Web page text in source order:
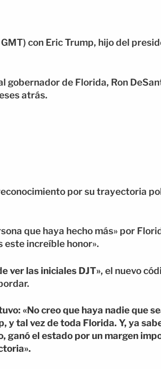
con Eric Trump, hijo del
gobernador de Florida, Ron
atrás.
por su trayectoria
que haya hecho más» por
este increíble honor».
ver las iniciales DJT», el nuevo
«No creo que haya nadie que
y tal vez de toda Florida. Y, ya
ganó el estado por un margen